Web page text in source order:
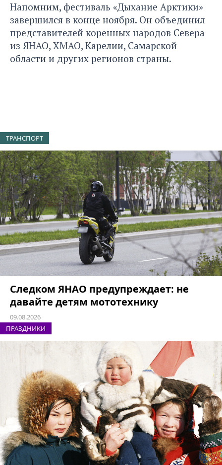
Напомним, фестиваль «Дыхание Арктики»
завершился в конце ноября. Он объединил
представителей коренных народов Севера
из ЯНАО, ХМАО, Карелии, Самарской
области и других регионов страны.
ТРАНСПОРТ
Следком ЯНАО предупреждает: не
давайте детям мототехнику
09.08.2026
ПРАЗДНИКИ